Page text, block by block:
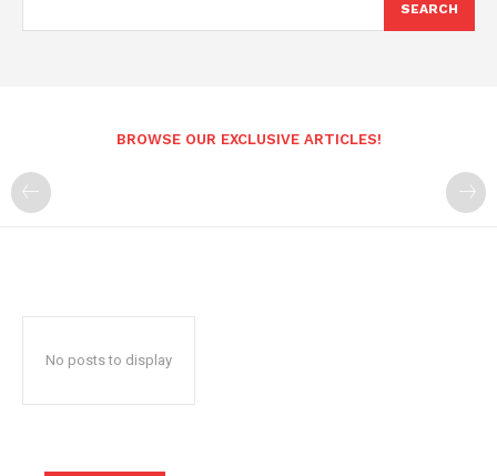
SEARCH
BROWSE OUR EXCLUSIVE ARTICLES!
No posts to display